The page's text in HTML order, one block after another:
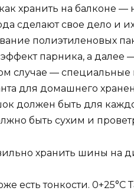
хранить на балконе —
сделают свое дело и
полиэтиленовых
парника, а далее
случае —
для домашнего
должен быть для
быть сухим и
есть тонкости.